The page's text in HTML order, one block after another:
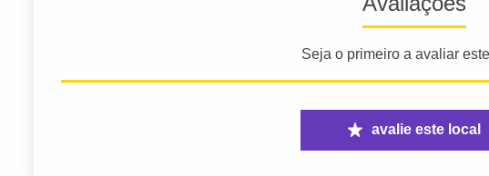
Seja o primeiro a avaliar
avalie este local